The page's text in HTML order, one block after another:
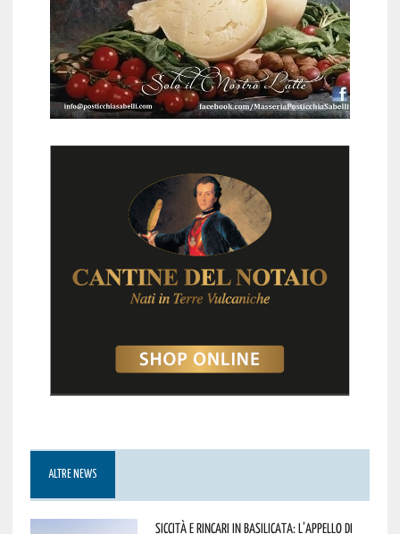
ALTRE NEWS
Siccità e rincari in Basilicata: l’appello di